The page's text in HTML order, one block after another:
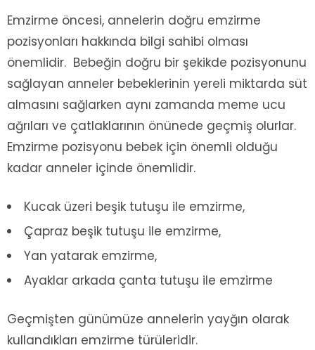
Emzirme öncesi, annelerin doğru emzirme
pozisyonları hakkında bilgi sahibi olması
önemlidir. Bebeğin doğru bir şekikde pozisyonunu
sağlayan anneler bebeklerinin yereli miktarda süt
almasını sağlarken aynı zamanda meme ucu
ağrıları ve çatlaklarının önünede geçmiş olurlar.
Emzirme pozisyonu bebek için önemli olduğu
kadar anneler içinde önemlidir.
Kucak üzeri beşik tutuşu ile emzirme,
Çapraz beşik tutuşu ile emzirme,
Yan yatarak emzirme,
Ayaklar arkada çanta tutuşu ile emzirme
Geçmişten günümüze annelerin yayğın olarak
kullandıkları emzirme türüleridir.